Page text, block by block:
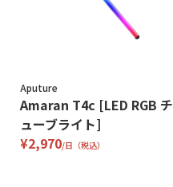
Aputure
Amaran T4c [LED RGB チ
ューブライト]
¥2,970/日（税込）